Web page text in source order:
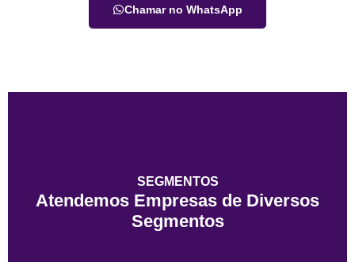
Chamar no WhatsApp
SEGMENTOS
Atendemos Empresas de Diversos
Segmentos